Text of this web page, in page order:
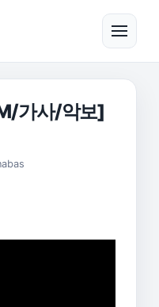
메뉴
가사/악보]
17일